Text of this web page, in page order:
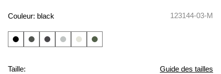
Couleur: black 123144-03-M
Taille: Guide des tailles